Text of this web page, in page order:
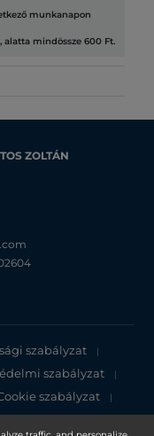
munkanapon
alatta mindössze 600 Ft.
ZOLTÁN
szabályzat |
szabályzat |
szabályzat |